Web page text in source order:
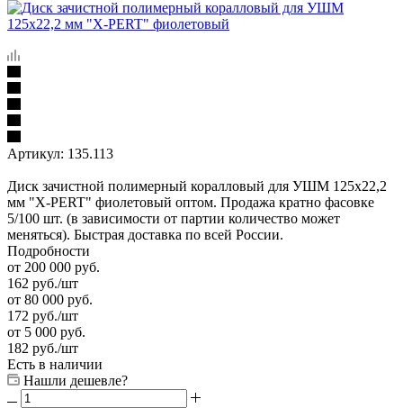
Артикул: 135.113
Диск зачистной полимерный коралловый для УШМ 125x22,2
мм "X-PERT" фиолетовый оптом. Продажа кратно фасовке
5/100 шт. (в зависимости от партии количество может
меняться). Быстрая доставка по всей России.
Подробности
от 200 000 руб.
162 руб./шт
от 80 000 руб.
172 руб./шт
от 5 000 руб.
182 руб./шт
Есть в наличии
Нашли дешевле?